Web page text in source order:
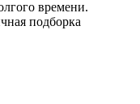
времени.
подборка